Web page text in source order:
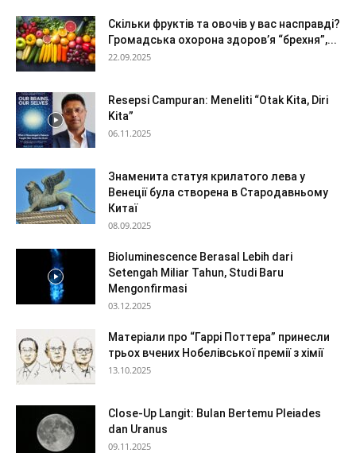
Скільки фруктів та овочів у вас насправді?
Громадська охорона здоров’я “брехня”,...
22.09.2025
Resepsi Campuran: Meneliti “Otak Kita, Diri
Kita”
06.11.2025
Знаменита статуя крилатого лева у
Венеції була створена в Стародавньому
Китаї
08.09.2025
Bioluminescence Berasal Lebih dari
Setengah Miliar Tahun, Studi Baru
Mengonfirmasi
03.12.2025
Матеріали про “Гаррі Поттера” принесли
трьох вчених Нобелівської премії з хімії
13.10.2025
Close-Up Langit: Bulan Bertemu Pleiades
dan Uranus
09.11.2025